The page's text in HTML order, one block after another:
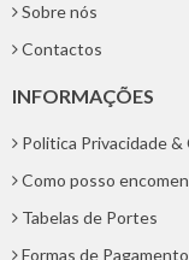
Sobre nós
Contactos
INFORMAÇÕES
Politica Privacidade &
Como posso
Tabelas de Portes
Formas de Pagamento